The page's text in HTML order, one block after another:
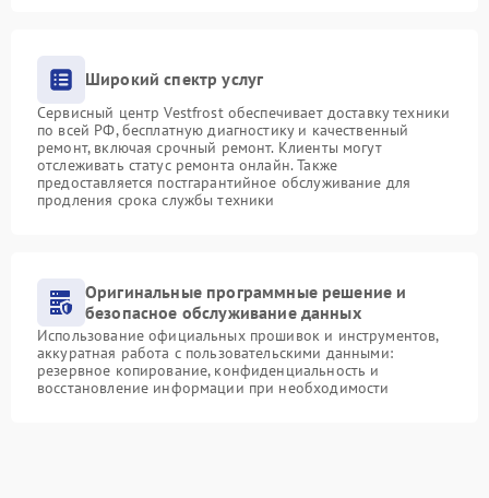
Широкий спектр услуг
Сервисный центр Vestfrost обеспечивает доставку техники
по всей РФ, бесплатную диагностику и качественный
ремонт, включая срочный ремонт. Клиенты могут
отслеживать статус ремонта онлайн. Также
предоставляется постгарантийное обслуживание для
продления срока службы техники
Оригинальные программные решение и
безопасное обслуживание данных
Использование официальных прошивок и инструментов,
аккуратная работа с пользовательскими данными:
резервное копирование, конфиденциальность и
восстановление информации при необходимости